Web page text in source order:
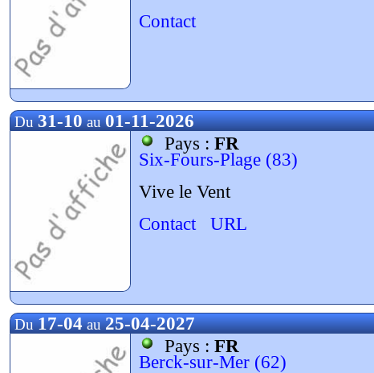
Contact
Du31-10au01-11-2026
Pays : FR
Six-Fours-Plage (83)
Vive le Vent
Contact
URL
Du17-04au25-04-2027
Pays : FR
Berck-sur-Mer (62)